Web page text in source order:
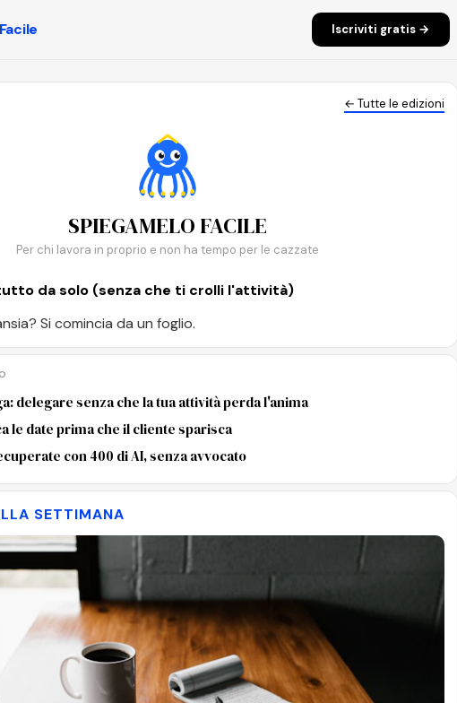
Iscriviti gratis →
← Tutte le edizioni
SPIEGAMELO FACILE
Per chi lavora in proprio e non ha tempo per le cazzate
da solo (senza che ti crolli l'attività)
Si comincia da un foglio.
delegare senza che la tua attività perda l'anima
le date prima che il cliente sparisca
con 400 di AI, senza avvocato
SETTIMANA